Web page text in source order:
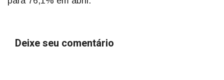
Deixe seu comentário